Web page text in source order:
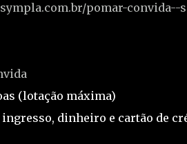
pomar-convida--
(lotação máxima)
ingresso, dinheiro e cartão de